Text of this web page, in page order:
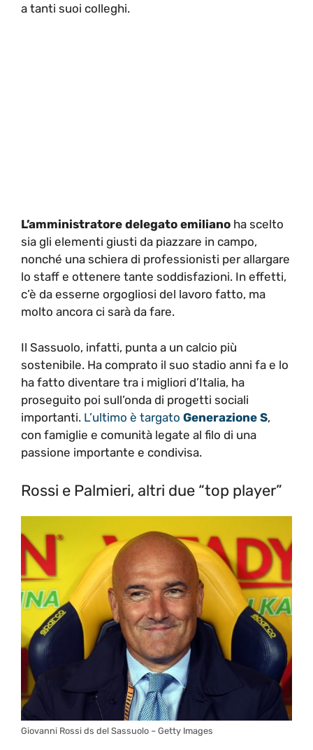
a tanti suoi colleghi.
L’amministratore delegato emiliano ha scelto
sia gli elementi giusti da piazzare in campo,
nonché una schiera di professionisti per allargare
lo staff e ottenere tante soddisfazioni. In effetti,
c’è da esserne orgogliosi del lavoro fatto, ma
molto ancora ci sarà da fare.
Il Sassuolo, infatti, punta a un calcio più
sostenibile. Ha comprato il suo stadio anni fa e lo
ha fatto diventare tra i migliori d’Italia, ha
proseguito poi sull’onda di progetti sociali
importanti. L’ultimo è targato Generazione S,
con famiglie e comunità legate al filo di una
passione importante e condivisa.
Rossi e Palmieri, altri due “top player”
Giovanni Rossi ds del Sassuolo – Getty Images